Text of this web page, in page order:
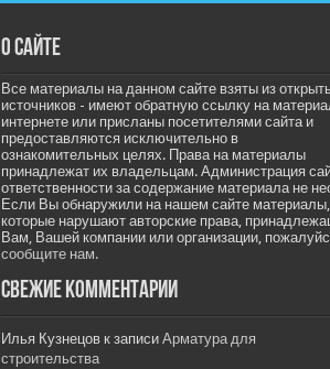
О сайте
Все материалы на данном сайте взяты из
источников - имеют обратную ссылку на
интернете или присланы посетителями сайта и
предоставляются исключительно в
ознакомительных целях. Права на материалы
принадлежат их владельцам. Администрация
ответственности за содержание материала не
Если Вы обнаружили на нашем сайте материалы,
которые нарушают авторские права,
Вам, Вашей компании или организации,
сообщите нам.
Свежие комментарии
Илья Кузнецовк записи Арматура для
строительства